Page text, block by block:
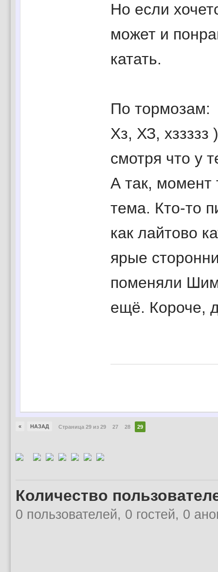
Но если
может и
катать.
По тормозам:
Хз, ХЗ, хззззз
смотря что у
А так, момент
тема. Кто-то
как лайтово
ярые
поменяли
ещё. Короче,
« НАЗАД Страница 29 из 29 27 28 29
Количество
0 пользователей, 0 гостей, 0